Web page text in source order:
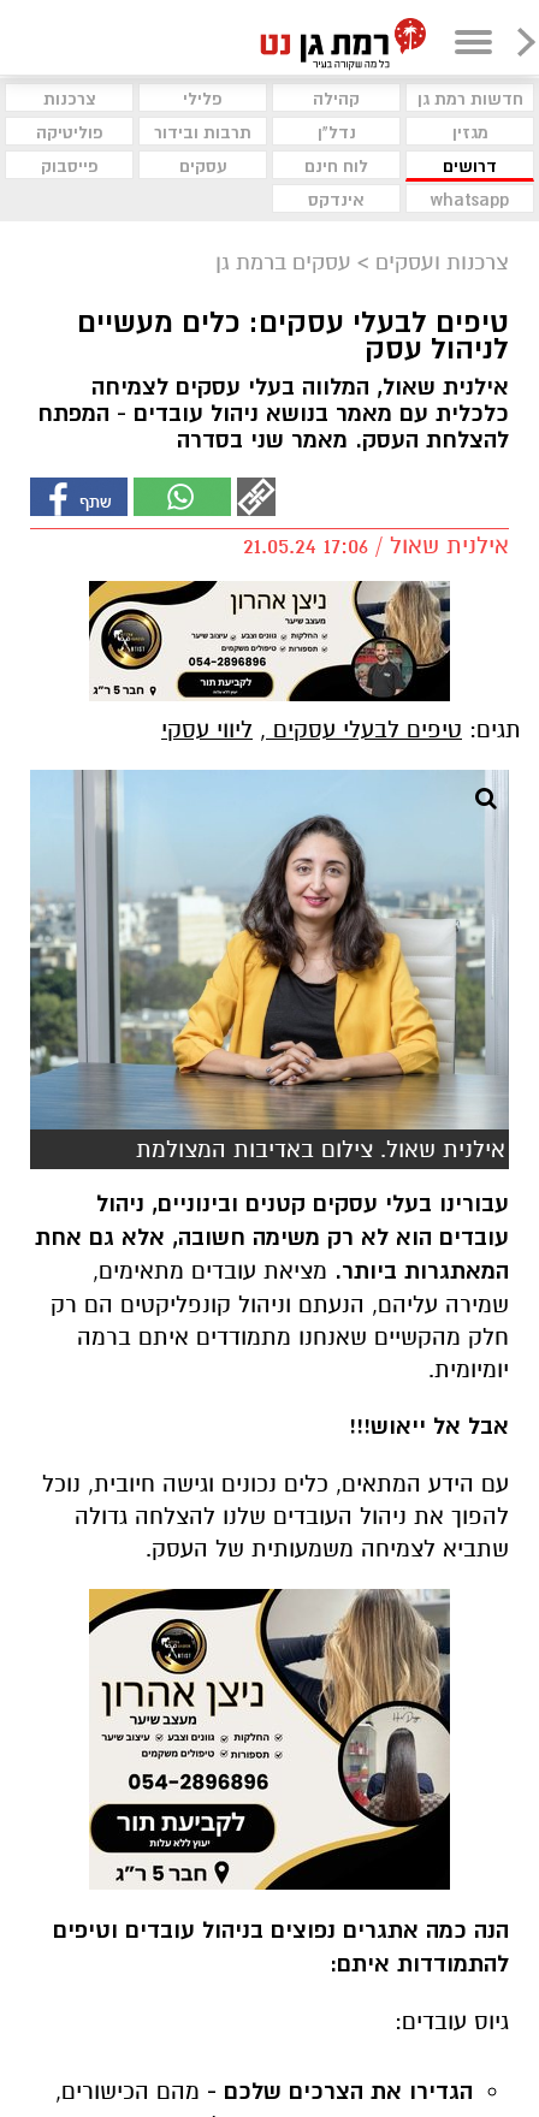
חדשות רמת גן קהילה פלילי
צרכנות
מגזין
נדל"ן תרבות ובידור
פוליטיקה
דרושים
לוח חינם עסקים
פייסבוק
whatsapp
אינדקס
צרכנות ועסקים > עסקים ברמת גן
טיפים לבעלי עסקים: כלים מעשיים
לניהול עסק
אילנית שאול, המלווה בעלי עסקים לצמיחה
כלכלית עם מאמר בנושא ניהול עובדים - המפתח
להצלחת העסק. מאמר שני בסדרה
אילנית שאול / 17:06 21.05.24
תגים: טיפים לבעלי עסקים , ליווי עסקי
אילנית שאול. צילום באדיבות המצולמת
עבורינו בעלי עסקים קטנים ובינוניים, ניהול
עובדים הוא לא רק משימה חשובה, אלא גם אחת
המאתגרות ביותר. מציאת עובדים מתאימים,
שמירה עליהם, הנעתם וניהול קונפליקטים הם רק
חלק מהקשיים שאנחנו מתמודדים איתם ברמה
יומיומית.
אבל אל ייאוש!!!
עם הידע המתאים, כלים נכונים וגישה חיובית, נוכל
להפוך את ניהול העובדים שלנו להצלחה גדולה
שתביא לצמיחה משמעותית של העסק.
הנה כמה אתגרים נפוצים בניהול עובדים וטיפים
להתמודדות איתם:
גיוס עובדים:
הגדירו את הצרכים שלכם - מהם הכישורים,